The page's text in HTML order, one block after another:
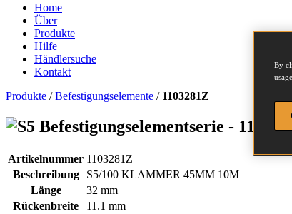
Home
Über
Produkte
Hilfe
Händlersuche
Kontakt
Produkte /Befestigungselemente / 1103281Z
Befestigungselementserie -
Artikelnummer 1103281Z
Beschreibung
S5/100 KLAMMER 45MM 10M
Länge
32 mm
Rückenbreite
11.1 mm
By